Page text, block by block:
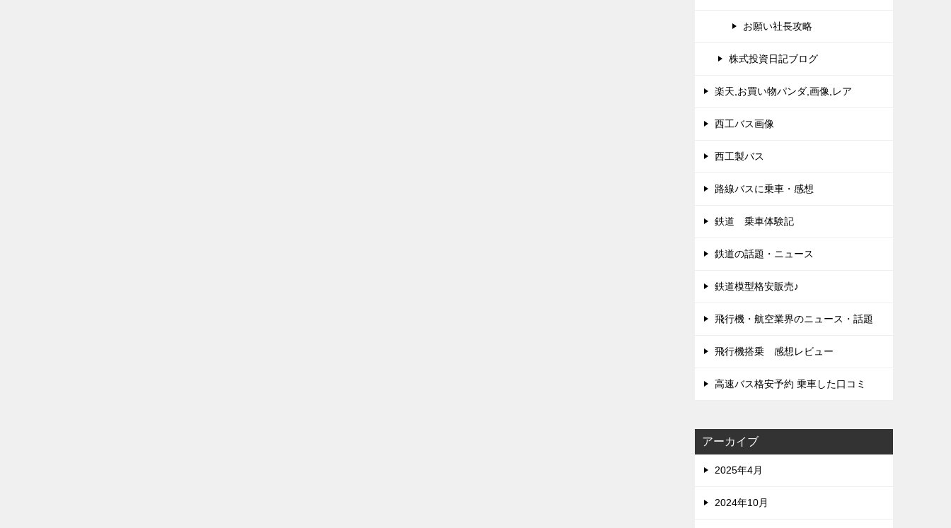
お願い社長攻略
株式投資日記ブログ
楽天,お買い物パンダ,画像,レア
西工バス画像
西工製バス
路線バスに乗車・感想
鉄道 乗車体験記
鉄道の話題・ニュース
鉄道模型格安販売♪
飛行機・航空業界のニュース・話題
飛行機搭乗 感想レビュー
高速バス格安予約 乗車した口コミ
アーカイブ
2025年4月
2024年10月